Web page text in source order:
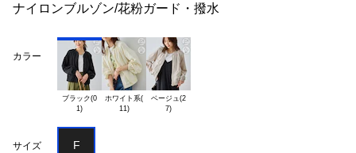
ナイロンブルゾン/花粉ガード・撥水
カラー
ブラック(0
ホワイト系(
11)
ベージュ(2
サイズ F